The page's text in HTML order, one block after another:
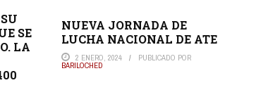
SE
LA
NUEVA JORNADA DE
LUCHA NACIONAL DE ATE
2 ENERO, 2024 PUBLICADO POR
BARILOCHED